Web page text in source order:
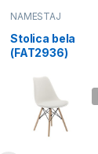
NAMEŠTAJ
Stolica bela
(FAT2936)